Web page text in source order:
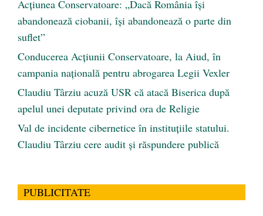
Acțiunea Conservatoare: „Dacă România își
abandonează ciobanii, își abandonează o parte din
suflet”
Conducerea Acțiunii Conservatoare, la Aiud, în
campania națională pentru abrogarea Legii Vexler
Claudiu Târziu acuză USR că atacă Biserica după
apelul unei deputate privind ora de Religie
Val de incidente cibernetice în instituțiile statului.
Claudiu Târziu cere audit și răspundere publică
PUBLICITATE